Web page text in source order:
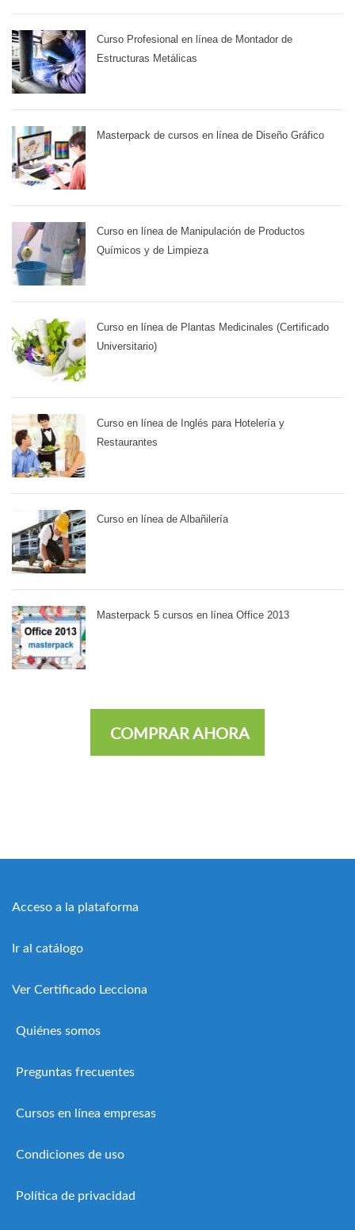
Curso Profesional en línea de Montador de
Estructuras Metálicas
Masterpack de cursos en línea de Diseño Gráfico
Curso en línea de Manipulación de Productos
Químicos y de Limpieza
Curso en línea de Plantas Medicinales (Certificado
Universitario)
Curso en línea de Inglés para Hotelería y
Restaurantes
Curso en línea de Albañilería
Masterpack 5 cursos en línea Office 2013
COMPRAR AHORA
Acceso a la plataforma
Ir al catálogo
Ver Certificado Lecciona
Quiénes somos
Preguntas frecuentes
Cursos en línea empresas
Condiciones de uso
Política de privacidad